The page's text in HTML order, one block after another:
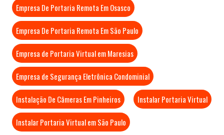
Empresa De Portaria Remota Em Osasco
Empresa De Portaria Remota Em São Paulo
Empresa de Portaria Virtual em Maresias
Empresa de Segurança Eletrônica Condominial
Instalação De Câmeras Em Pinheiros Instalar Portaria Virtual
Instalar Portaria Virtual em São Paulo